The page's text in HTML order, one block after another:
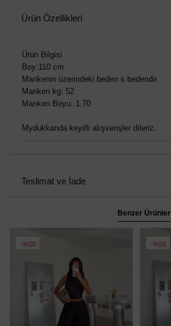
Ürün Özellikleri
Ürün Bilgisi
Boy:110 cm
Mankenin üzerindeki beden s bedendir.
Manken kg: 52
Manken Boyu: 1.70
Mydukkanda keyifli alışverişler dileriz.
Teslimat ve İade
Benzer Ürünler
%50 %50